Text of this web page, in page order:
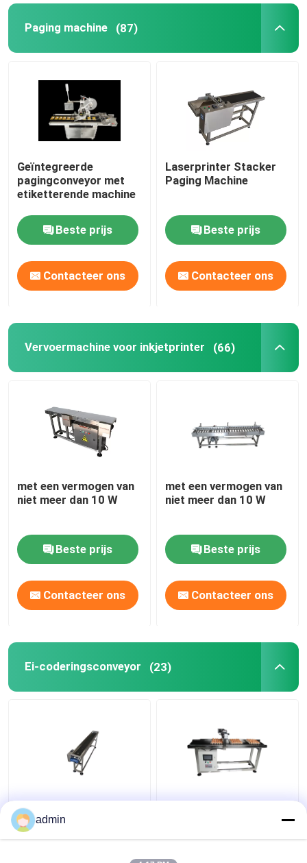
Paging machine (87)
Geïntegreerde
pagingconveyor met
etiketterende machine
Beste prijs
Contacteer ons
Laserprinter Stacker
Paging Machine
Beste prijs
Contacteer ons
Vervoermachine voor inkjetprinter (66)
met een vermogen van
niet meer dan 10 W
Beste prijs
Contacteer ons
met een vermogen van
niet meer dan 10 W
Beste prijs
Contacteer ons
Ei-coderingsconveyor (23)
CIJ Inkjetprinters Ei-
coderingsconveyor
admin